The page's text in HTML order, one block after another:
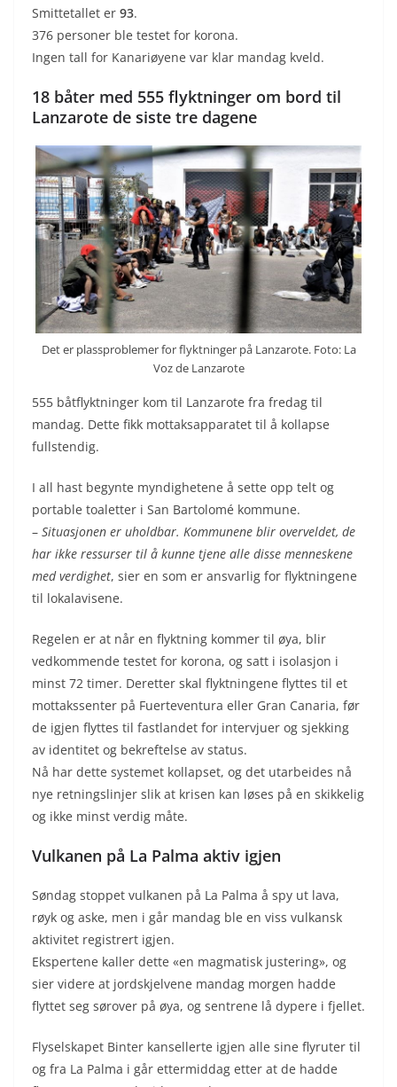
Smittetallet er 93.
376 personer ble testet for korona.
Ingen tall for Kanariøyene var klar mandag kveld.
18 båter med 555 flyktninger om bord til
Lanzarote de siste tre dagene
Det er plassproblemer for flyktninger på Lanzarote. Foto: La
Voz de Lanzarote
555 båtflyktninger kom til Lanzarote fra fredag til
mandag. Dette fikk mottaksapparatet til å kollapse
fullstendig.
I all hast begynte myndighetene å sette opp telt og
portable toaletter i San Bartolomé kommune.
– Situasjonen er uholdbar. Kommunene blir overveldet, de
har ikke ressurser til å kunne tjene alle disse menneskene
med verdighet, sier en som er ansvarlig for flyktningene
til lokalavisene.
Regelen er at når en flyktning kommer til øya, blir
vedkommende testet for korona, og satt i isolasjon i
minst 72 timer. Deretter skal flyktningene flyttes til et
mottakssenter på Fuerteventura eller Gran Canaria, før
de igjen flyttes til fastlandet for intervjuer og sjekking
av identitet og bekreftelse av status.
Nå har dette systemet kollapset, og det utarbeides nå
nye retningslinjer slik at krisen kan løses på en skikkelig
og ikke minst verdig måte.
Vulkanen på La Palma aktiv igjen
Søndag stoppet vulkanen på La Palma å spy ut lava,
røyk og aske, men i går mandag ble en viss vulkansk
aktivitet registrert igjen.
Ekspertene kaller dette «en magmatisk justering», og
sier videre at jordskjelvene mandag morgen hadde
flyttet seg sørover på øya, og sentrene lå dypere i fjellet.
Flyselskapet Binter kansellerte igjen alle sine flyruter til
og fra La Palma i går ettermiddag etter at de hadde